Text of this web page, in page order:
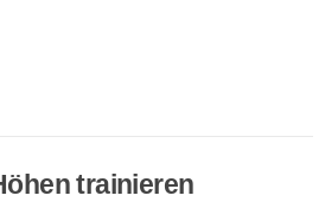
trainieren